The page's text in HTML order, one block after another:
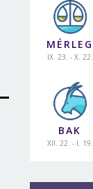
MÉRLEG
IX. 23. - X. 22.
BAK
XII. 22. - I. 19.